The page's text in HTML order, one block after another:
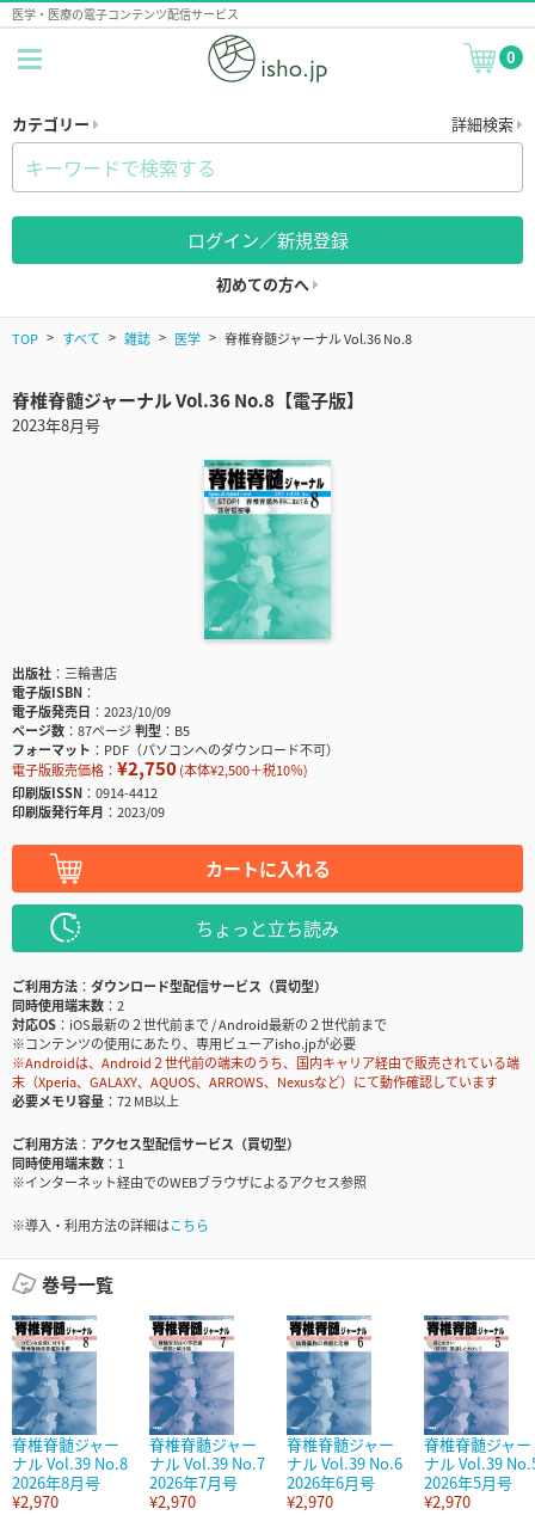
医学・医療の電子コンテンツ配信サービス
0
カテゴリー 詳細検索
ログイン／新規登録
初めての方へ
TOP すべて 雑誌 医学 脊椎脊髄ジャーナル Vol.36 No.8
脊椎脊髄ジャーナル Vol.36 No.8【電子版】
2023年8月号
出版社
三輪書店
電子版ISBN
電子版発売日
2023/10/09
ページ数
87ページ判型
B5
フォーマット
PDF（パソコンへのダウンロード不可）
電子版販売価格： ¥2,750(本体¥2,500＋税10％)
印刷版ISSN
0914-4412
印刷版発行年月
2023/09
カートに入れる
ちょっと立ち読み
ご利用方法
ダウンロード型配信サービス（買切型）
同時使用端末数
2
対応OS
iOS最新の２世代前まで / Android最新の２世代前まで
※コンテンツの使用にあたり、専用ビューアisho.jpが必要
※Androidは、Android２世代前の端末のうち、国内キャリア経由で販売されている端
末（Xperia、GALAXY、AQUOS、ARROWS、Nexusなど）にて動作確認しています
必要メモリ容量
72 MB以上
ご利用方法
アクセス型配信サービス（買切型）
同時使用端末数
1
※インターネット経由でのWEBブラウザによるアクセス参照
※導入・利用方法の詳細はこちら
巻号一覧
脊椎脊髄ジャー
ナル Vol.39 No.8
2026年8月号
¥2,970
脊椎脊髄ジャー
ナル Vol.39 No.7
2026年7月号
¥2,970
脊椎脊髄ジャー
ナル Vol.39 No.6
2026年6月号
¥2,970
脊椎脊髄ジャー
ナル Vol.39
2026年5月号
¥2,970